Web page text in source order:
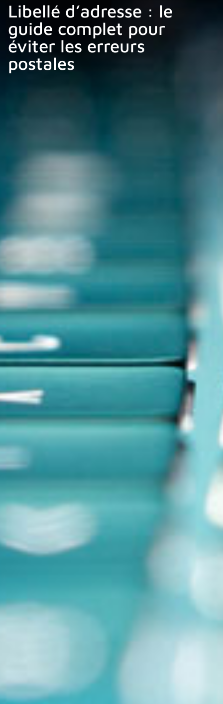
Libellé d’adresse : le
guide complet pour
éviter les erreurs
postales